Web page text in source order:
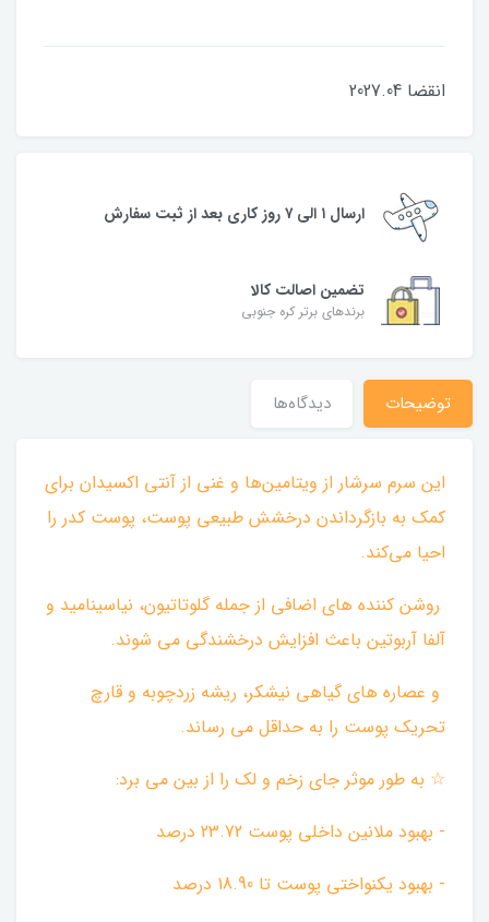
انقضا 2027.04
ارسال ۱ الی ۷ روز کاری بعد از ثبت سفارش
تضمین اصالت کالا
برندهای برتر کره جنوبی
توضیحات دیدگاه‌ها
این سرم سرشار از ویتامین‌ها و غنی از آنتی اکسیدان برای
کمک به بازگرداندن درخشش طبیعی پوست، پوست کدر را
احیا می‌کند.
روشن کننده های اضافی از جمله گلوتاتیون، نیاسینامید و
آلفا آربوتین باعث افزایش درخشندگی می شوند.
و عصاره های گیاهی نیشکر، ریشه زردچوبه و قارچ
تحریک پوست را به حداقل می رساند. ‌
☆ به طور موثر جای زخم و لک را از بین می برد:
- بهبود ملانین داخلی پوست 23.72 درصد
- بهبود یکنواختی پوست تا 18.90 درصد